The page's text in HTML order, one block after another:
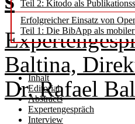
Teil 2: Kitodo als
Erfolgreicher Einsatz von
Teil 1: Die BibApp als
Inhalt
Editorial
Abstracts
Expertengespräch
Interview
Baltina,
Dr. Rafael